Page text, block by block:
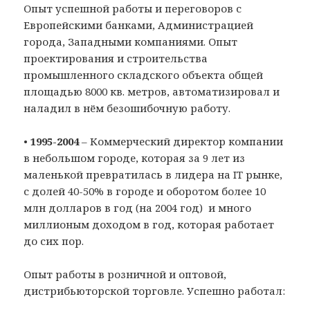
Опыт успешной работы и переговоров с
Европейскими банками, Администрацией
города, Западными компаниями. Опыт
проектирования и строительства
промышленного складского объекта общей
площадью 8000 кв. метров, автоматизировал и
наладил в нём безошибочную работу.
•1995-2004– Коммерческий директор компании
в небольшом городе, которая за 9 лет из
маленькой превратилась в лидера на IT рынке,
с долей 40-50% в городе и оборотом более 10
млн долларов в год (на 2004 год) и много
миллионым доходом в год, которая работает
до сих пор.
Опыт работы в розничной и оптовой,
дистрибьюторской торговле. Успешно работал: